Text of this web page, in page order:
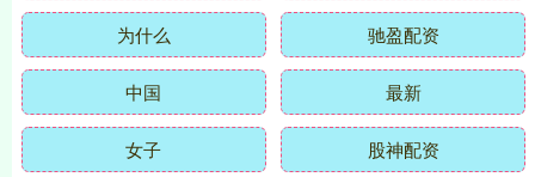
为什么 驰盈配资
中国 最新
女子 股神配资